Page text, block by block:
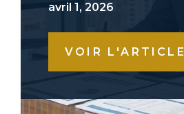
avril 1, 2026
VOIR L'ARTICLE